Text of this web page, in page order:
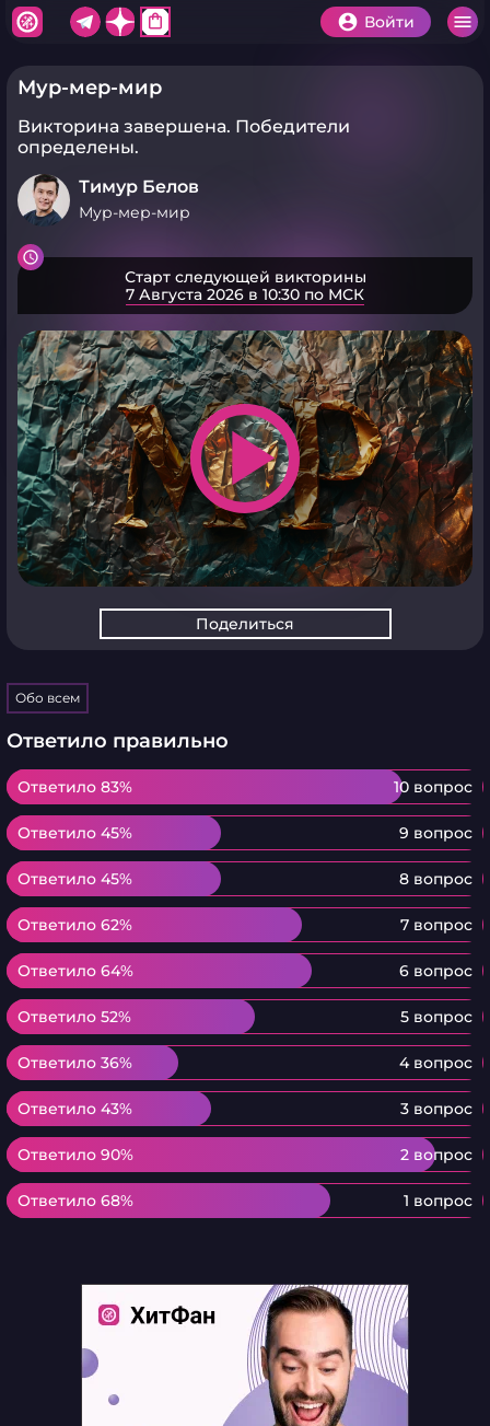
shopping_bag Войти
Мур-мер-мир
Викторина завершена. Победители
определены.
Тимур Белов
Мур-мер-мир
Старт следующей викторины
7 Августа 2026 в 10:30 по МСК
play_arrow
Поделиться
Обо всем
Ответило правильно
Ответило 83% 10 вопрос
Ответило 83%
Ответило 45% 9 вопрос
Ответило 45%
Ответило 45% 8 вопрос
Ответило 45%
Ответило 62% 7 вопрос
Ответило 62%
Ответило 64% 6 вопрос
Ответило 64%
Ответило 52% 5 вопрос
Ответило 52%
Ответило 36% 4 вопрос
Ответило 36%
Ответило 43% 3 вопрос
Ответило 43%
Ответило 90% 2 вопрос
Ответило 90%
Ответило 68% 1 вопрос
Ответило 68%